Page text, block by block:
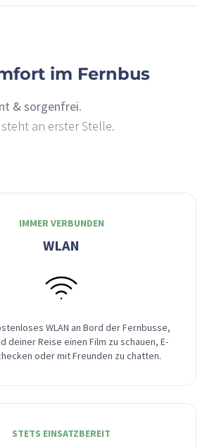
im Fernbus
& sorgenfrei.
steht an erster Stelle.
IMMER VERBUNDEN
WLAN
WLAN an Bord der Fernbusse,
deiner Reise einen Film zu schauen, E-
oder mit Freunden zu chatten.
STETS EINSATZBEREIT